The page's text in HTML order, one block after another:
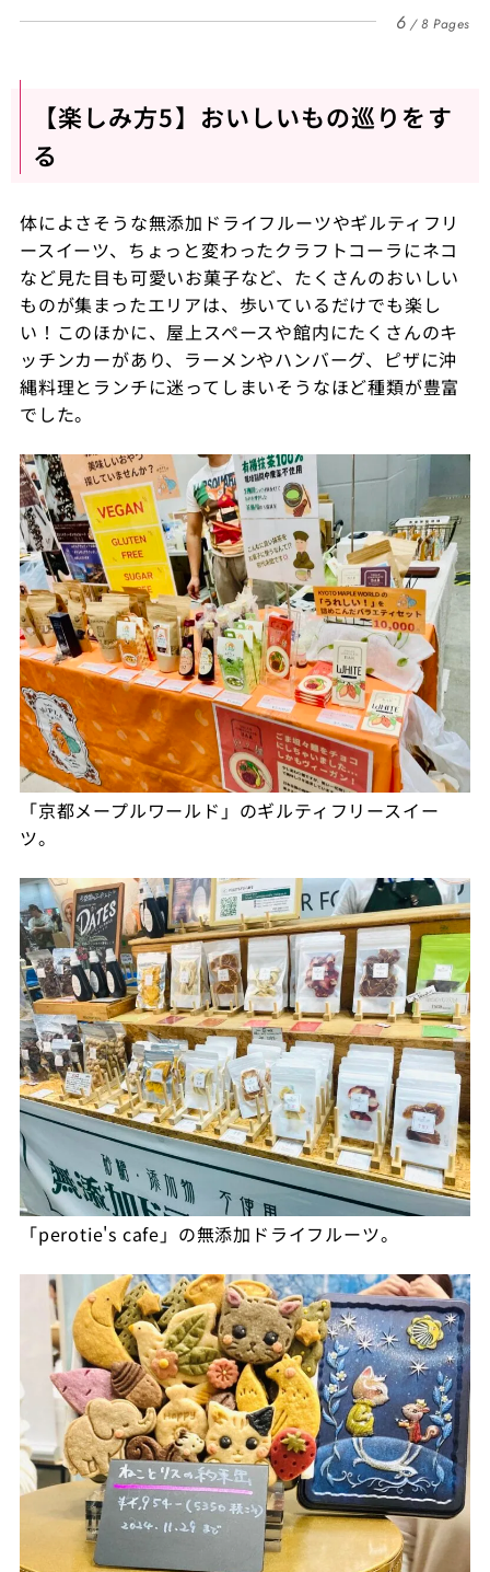
6 8 Pages
【楽しみ方5】おいしいもの巡りをす
る
体によさそうな無添加ドライフルーツやギルティフリ
ースイーツ、ちょっと変わったクラフトコーラにネコ
など見た目も可愛いお菓子など、たくさんのおいしい
ものが集まったエリアは、歩いているだけでも楽し
い！このほかに、屋上スペースや館内にたくさんのキ
ッチンカーがあり、ラーメンやハンバーグ、ピザに沖
縄料理とランチに迷ってしまいそうなほど種類が豊富
でした。
「京都メープルワールド」のギルティフリースイー
ツ。
「perotie's cafe」の無添加ドライフルーツ。